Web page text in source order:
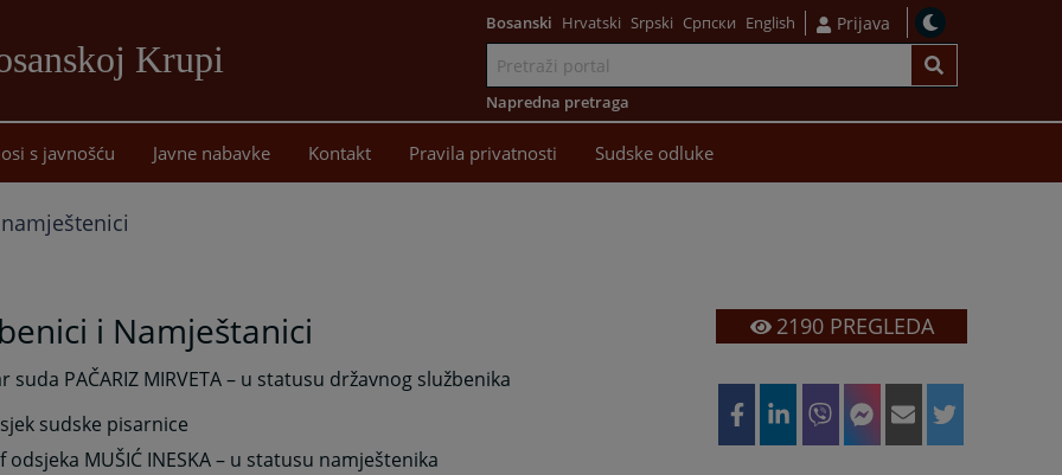
Krupi
sadržaj
Bosanski Hrvatski Srpski Српски English Prijava
Napredna pretraga
s javnošću Javne nabavke Kontakt Pravila privatnosti Sudske odluke
i Namještanici
suda PAČARIZ MIRVETA – u statusu državnog službenika
sudske pisarnice
odsjeka MUŠIĆ INESKA – u statusu namještenika
2190PREGLEDA